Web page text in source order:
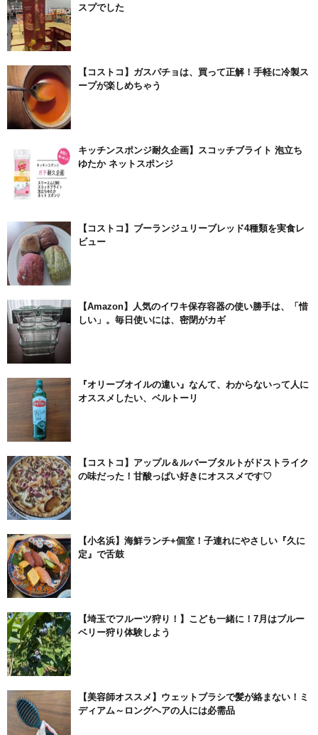
スプでした
【コストコ】ガスパチョは、買って正解！手軽に冷製ス
ープが楽しめちゃう
キッチンスポンジ耐久企画】スコッチブライト 泡立ち
ゆたか ネットスポンジ
【コストコ】ブーランジュリーブレッド4種類を実食レ
ビュー
【Amazon】人気のイワキ保存容器の使い勝手は、「惜
しい」。毎日使いには、密閉がカギ
『オリーブオイルの違い』なんて、わからないって人に
オススメしたい、ベルトーリ
【コストコ】アップル＆ルバーブタルトがドストライク
の味だった！甘酸っぱい好きにオススメです♡
【小名浜】海鮮ランチ+個室！子連れにやさしい『久に
定』で舌鼓
【埼玉でフルーツ狩り！】こども一緒に！7月はブルー
ベリー狩り体験しよう
【美容師オススメ】ウェットブラシで髪が絡まない！ミ
ディアム～ロングヘアの人には必需品